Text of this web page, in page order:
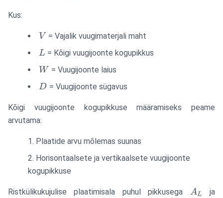
W
Kus:
V
V = Vajalik vuugimaterjali maht
L
L = Kõigi vuugijoonte kogupikkus
W
W = Vuugijoonte laius
D
D = Vuugijoonte sügavus
Kõigi vuugijoonte kogupikkuse määramiseks peame
arvutama:
Plaatide arvu mõlemas suunas
Horisontaalsete ja vertikaalsete vuugijoonte
kogupikkuse
Ristkülikukujulise plaatimisala puhul pikkusega A_L
AL
ja